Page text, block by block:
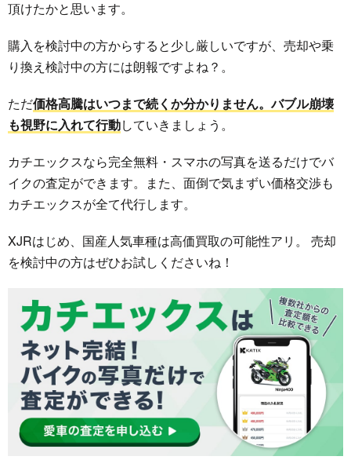
頂けたかと思います。
購入を検討中の方からすると少し厳しいですが、売却や乗
り換え検討中の方には朗報ですよね？。
ただ価格高騰はいつまで続くか分かりません。バブル崩壊
も視野に入れて行動していきましょう。
カチエックスなら完全無料・スマホの写真を送るだけでバ
イクの査定ができます。また、面倒で気まずい価格交渉も
カチエックスが全て代行します。
XJRはじめ、国産人気車種は高価買取の可能性アリ。 売却
を検討中の方はぜひお試しくださいね！